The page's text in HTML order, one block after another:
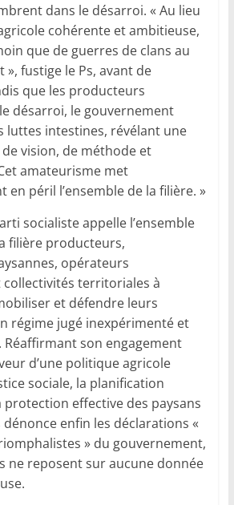
dans le désarroi. « Au lieu
cohérente et ambitieuse,
que de guerres de clans au
», fustige le Ps, avant de
que les producteurs
désarroi, le gouvernement
luttes intestines, révélant une
vision, de méthode et
amateurisme met
en péril l’ensemble de la filière. »
socialiste appelle l’ensemble
filière producteurs,
opérateurs
territoriales à
et défendre leurs
régime jugé inexpérimenté et
Réaffirmant son engagement
d’une politique agricole
sociale, la planification
effective des paysans
dénonce enfin les déclarations «
» du gouvernement,
ne reposent sur aucune donnée